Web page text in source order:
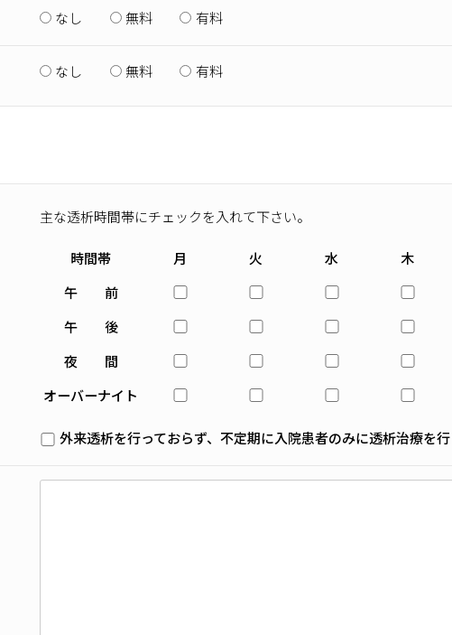
なし 無料 有料
なし 無料 有料
主な透析時間帯にチェックを入れて下さい。
時間帯 月 火 水
木
午 前
午 後
夜 間
オーバーナイト
外来透析を行っておらず、不定期に入院患者のみに透析治療を